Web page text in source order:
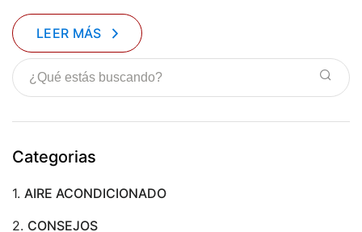
LEER MÁS
Categorias
1. AIRE ACONDICIONADO
2. CONSEJOS